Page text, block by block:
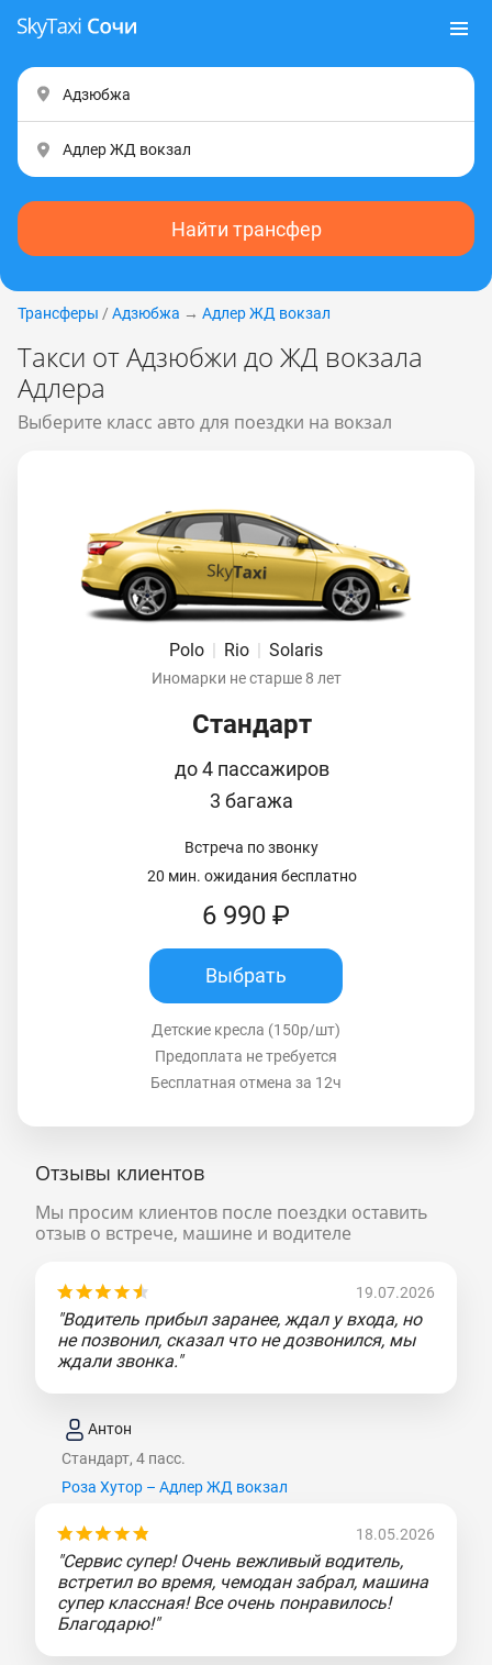
Найти трансфер
Трансферы / Адзюбжа → Адлер ЖД вокзал
Такси от Адзюбжи до ЖД вокзала
Адлера
Выберите класс авто для поездки на вокзал
Polo | Rio | Solaris
Иномарки не старше 8 лет
Стандарт
до 4 пассажиров
3 багажа
Встреча по звонку
20 мин. ожидания бесплатно
6 990 ₽
Выбрать
Детские кресла (150р/шт)
Предоплата не требуется
Бесплатная отмена за 12ч
Отзывы клиентов
Мы просим клиентов после поездки оставить
отзыв о встрече, машине и водителе
19.07.2026
"Водитель прибыл заранее, ждал у входа, но
не позвонил, сказал что не дозвонился, мы
ждали звонка."
Антон
Стандарт, 4 пасс.
Роза Хутор – Адлер ЖД вокзал
18.05.2026
"Сервис супер! Очень вежливый водитель,
встретил во время, чемодан забрал, машина
супер классная! Все очень понравилось!
Благодарю!"